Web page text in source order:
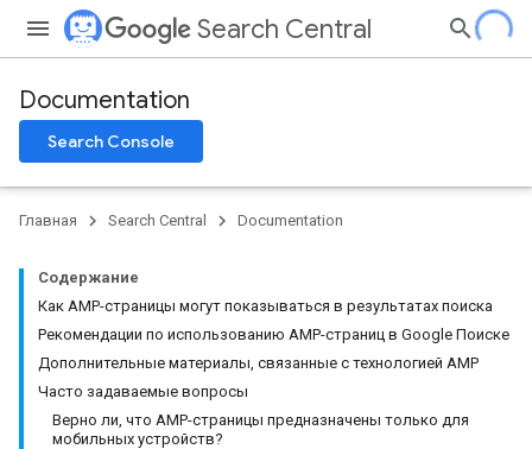
Search Central
Documentation
Search Console
Главная Search Central Documentation
Содержание
Как AMP-страницы могут показываться в результатах поиска
Рекомендации по использованию AMP-страниц в Google Поиске
Дополнительные материалы, связанные с технологией AMP
Часто задаваемые вопросы
Верно ли, что AMP-страницы предназначены только для
мобильных устройств?